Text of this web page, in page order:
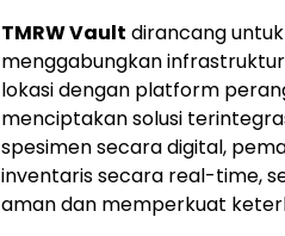
TMRW Vault dirancang
menggabungkan
lokasi dengan platform
menciptakan solusi
spesimen secara digital,
inventaris secara real-time,
aman dan memperkuat